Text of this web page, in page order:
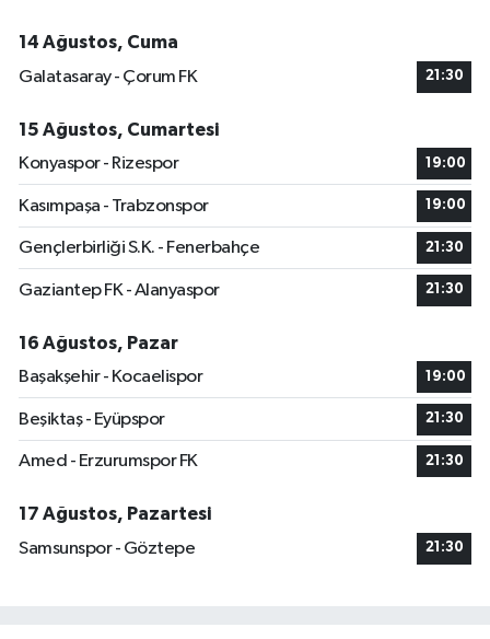
14 Ağustos, Cuma
Galatasaray - Çorum FK
21:30
15 Ağustos, Cumartesi
Konyaspor - Rizespor
19:00
Kasımpaşa - Trabzonspor 19:00
Gençlerbirliği S.K. - Fenerbahçe 21:30
Gaziantep FK - Alanyaspor 21:30
16 Ağustos, Pazar
Başakşehir - Kocaelispor
19:00
Beşiktaş - Eyüpspor 21:30
Amed - Erzurumspor FK 21:30
17 Ağustos, Pazartesi
Samsunspor - Göztepe
21:30